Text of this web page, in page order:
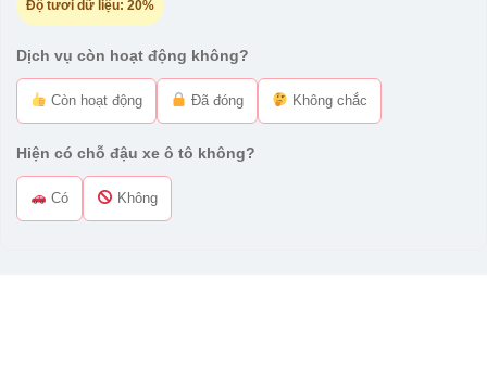
Độ tươi dữ liệu: 20%
Dịch vụ còn hoạt động không?
Còn hoạt động Đã đóng Không chắc
Hiện có chỗ đậu xe ô tô không?
Có Không